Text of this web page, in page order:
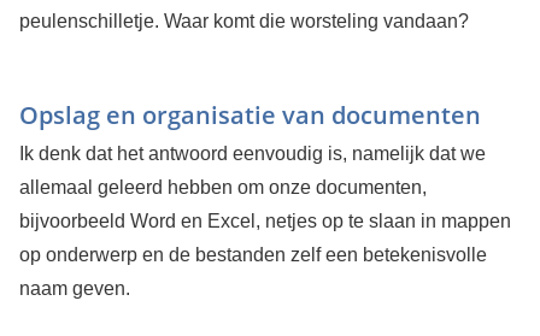
peulenschilletje. Waar komt die worsteling vandaan?
Opslag en organisatie van documenten
Ik denk dat het antwoord eenvoudig is, namelijk dat we
allemaal geleerd hebben om onze documenten,
bijvoorbeeld Word en Excel, netjes op te slaan in mappen
op onderwerp en de bestanden zelf een betekenisvolle
naam geven.